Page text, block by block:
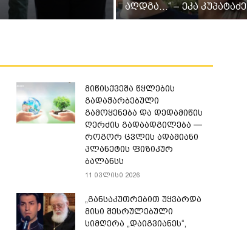
აღდგა…“ – ეკა კუპატაძე
მიწისქვეშა წყლების
გადაჭარბებული
გამოყენება და დედამიწის
ღერძის გადაადგილება —
როგორ ცვლის ადამიანი
პლანეტის ფიზიკურ
ბალანსს
11 ივლისი 2026
„განსაკუთრებით უყვარდა
მისი შესრულებული
სიმღერა „დაიგვიანეს“,